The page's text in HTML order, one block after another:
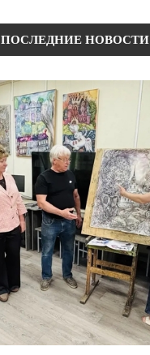
ПОСЛЕДНИЕ НОВОСТИ